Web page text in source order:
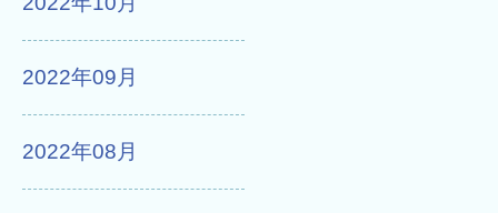
2022年09月
2022年08月